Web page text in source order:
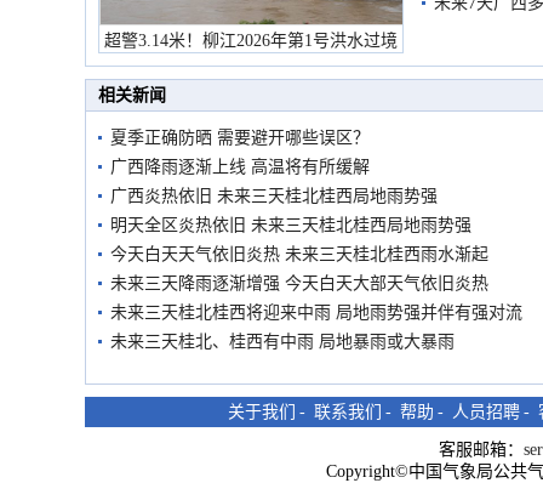
超警3.14米！柳江2026年第1号洪水过境
市民在堤岸见证汛况
相关新闻
夏季正确防晒 需要避开哪些误区？
广西降雨逐渐上线 高温将有所缓解
广西炎热依旧 未来三天桂北桂西局地雨势强
明天全区炎热依旧 未来三天桂北桂西局地雨势强
今天白天天气依旧炎热 未来三天桂北桂西雨水渐起
未来三天降雨逐渐增强 今天白天大部天气依旧炎热
未来三天桂北桂西将迎来中雨 局地雨势强并伴有强对流
未来三天桂北、桂西有中雨 局地暴雨或大暴雨
关于我们 - 联系我们 - 帮助 - 人员招聘 -
客服邮箱：
Copyright©中国气象局公共